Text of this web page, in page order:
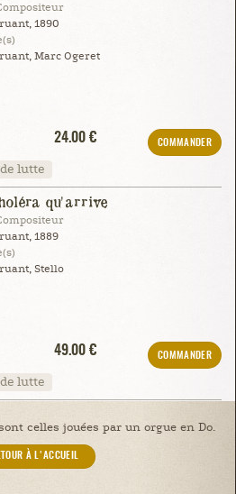
1890
Marc Ogeret
24.00 €
COMMANDER
lutte
qu'arrive
1889
Stello
49.00 €
COMMANDER
lutte
celles jouées par un orgue en Do.
À L'ACCUEIL